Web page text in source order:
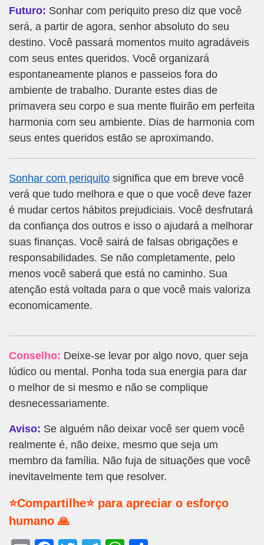
Futuro: Sonhar com periquito preso diz que você
será, a partir de agora, senhor absoluto do seu
destino. Você passará momentos muito agradáveis
com seus entes queridos. Você organizará
espontaneamente planos e passeios fora do
ambiente de trabalho. Durante estes dias de
primavera seu corpo e sua mente fluirão em perfeita
harmonia com seu ambiente. Dias de harmonia com
seus entes queridos estão se aproximando.
Sonhar com periquito significa que em breve você
verá que tudo melhora e que o que você deve fazer
é mudar certos hábitos prejudiciais. Você desfrutará
da confiança dos outros e isso o ajudará a melhorar
suas finanças. Você sairá de falsas obrigações e
responsabilidades. Se não completamente, pelo
menos você saberá que está no caminho. Sua
atenção está voltada para o que você mais valoriza
economicamente.
Conselho: Deixe-se levar por algo novo, quer seja
lúdico ou mental. Ponha toda sua energia para dar
o melhor de si mesmo e não se complique
desnecessariamente.
Aviso: Se alguém não deixar você ser quem você
realmente é, não deixe, mesmo que seja um
membro da família. Não fuja de situações que você
inevitavelmente tem que resolver.
⭐Compartilhe⭐ para apreciar o esforço
humano 🙏